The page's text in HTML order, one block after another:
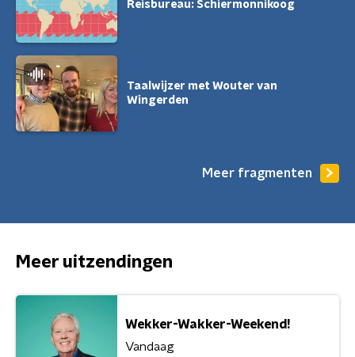
Reisbureau: Schiermonnikoog
Taalwijzer met Wouter van
Wingerden
Meer fragmenten
Meer uitzendingen
Wekker-Wakker-Weekend!
Vandaag